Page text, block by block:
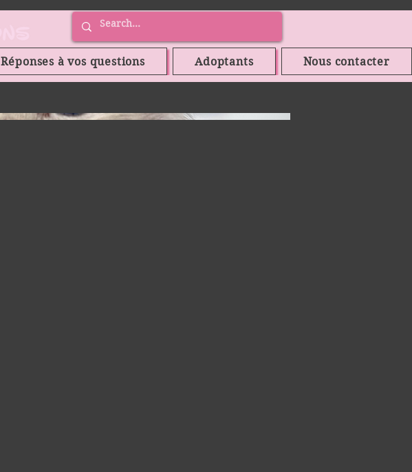
Réponses à vos questions Adoptants Nous contacter